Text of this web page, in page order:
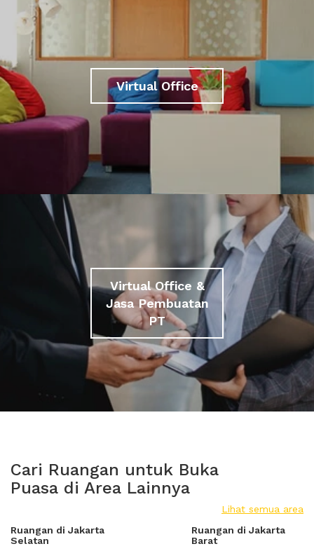
Virtual Office
Virtual Office &
Jasa Pembuatan
PT
Cari Ruangan untuk Buka
Puasa di Area Lainnya
Lihat semua area
Ruangan di Jakarta
Selatan
Ruangan di Jakarta
Barat